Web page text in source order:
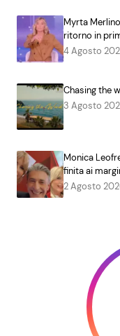
Myrta
ritorno in
4 Agosto
Chasing the
3 Agosto
Monica
finita ai
2 Agosto